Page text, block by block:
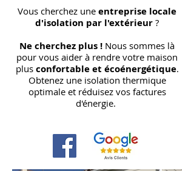
Vous cherchez une entreprise locale
d'isolation par l'extérieur ?
Ne cherchez plus ! Nous sommes là
pour vous aider à rendre votre maison
plus confortable et écoénergétique.
Obtenez une isolation thermique
optimale et réduisez vos factures
d'énergie.